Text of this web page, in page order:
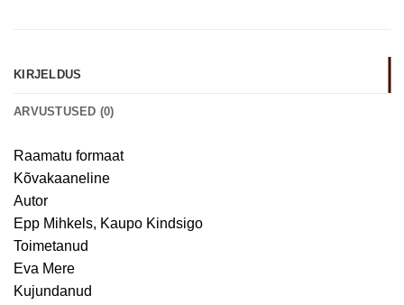
KIRJELDUS
ARVUSTUSED (0)
Raamatu formaat
Kõvakaaneline
Autor
Epp Mihkels, Kaupo Kindsigo
Toimetanud
Eva Mere
Kujundanud